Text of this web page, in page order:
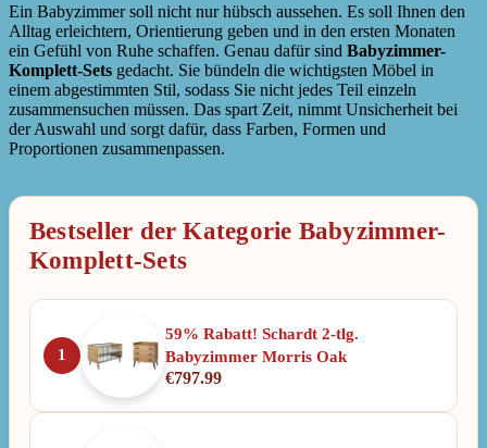
Ein Babyzimmer soll nicht nur hübsch aussehen. Es soll Ihnen den
Alltag erleichtern, Orientierung geben und in den ersten Monaten
ein Gefühl von Ruhe schaffen. Genau dafür sind Babyzimmer-
Komplett-Sets gedacht. Sie bündeln die wichtigsten Möbel in
einem abgestimmten Stil, sodass Sie nicht jedes Teil einzeln
zusammensuchen müssen. Das spart Zeit, nimmt Unsicherheit bei
der Auswahl und sorgt dafür, dass Farben, Formen und
Proportionen zusammenpassen.
Bestseller der Kategorie Babyzimmer-
Komplett-Sets
1
59% Rabatt! Schardt 2-tlg.
Babyzimmer Morris Oak
€797.99